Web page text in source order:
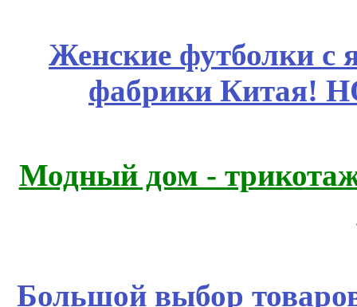
Женские футболки с
фабрики Китая!
Модный дом -
Большой выбор